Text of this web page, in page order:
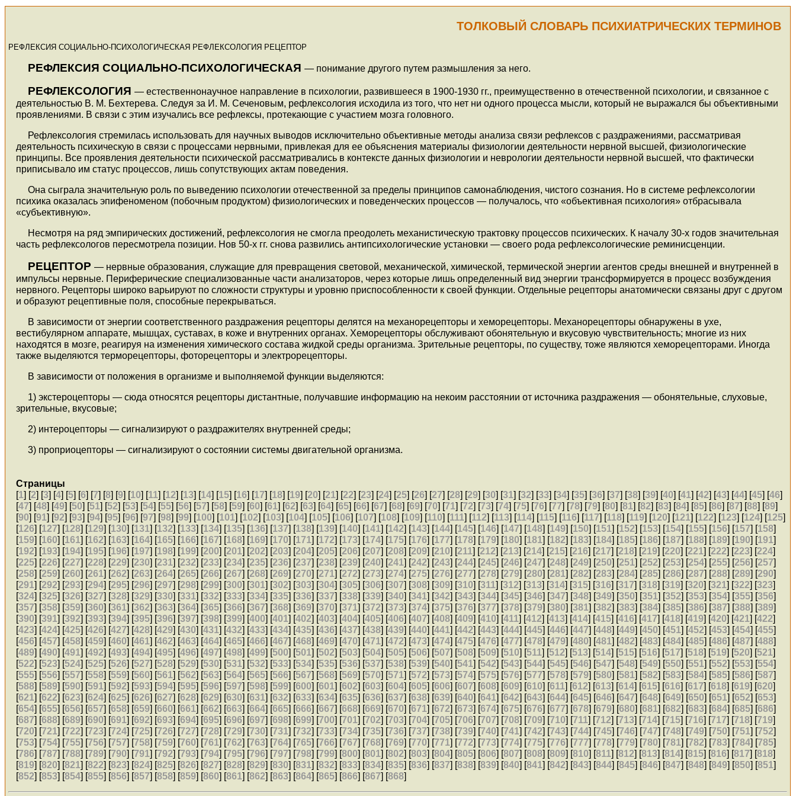
ТОЛКОВЫЙ СЛОВАРЬ ПСИХИАТРИЧЕСКИХ ТЕРМИНОВ
РЕФЛЕКСИЯ СОЦИАЛЬНО-ПСИХОЛОГИЧЕСКАЯ РЕФЛЕКСОЛОГИЯ РЕЦЕПТОР
РЕФЛЕКСИЯ СОЦИАЛЬНО-ПСИХОЛОГИЧЕСКАЯ— понимание другого путем размышления за него.
РЕФЛЕКСОЛОГИЯ— естественнонаучное направление в психологии, развившееся в 1900-1930 гг., преимущественно в отечественной психологии, и связанное с
деятельностью В. М. Бехтерева. Следуя за И. М. Сеченовым, рефлексология исходила из того, что нет ни одного процесса мысли, который не выражался бы объективными
проявлениями. В связи с этим изучались все рефлексы, протекающие с участием мозга головного.
Рефлексология стремилась использовать для научных выводов исключительно объективные методы анализа связи рефлексов с раздражениями, рассматривая
деятельность психическую в связи с процессами нервными, привлекая для ее объяснения материалы физиологии деятельности нервной высшей, физиологические
принципы. Все проявления деятельности психической рассматривались в контексте данных физиологии и неврологии деятельности нервной высшей, что фактически
приписывало им статус процессов, лишь сопутствующих актам поведения.
Она сыграла значительную роль по выведению психологии отечественной за пределы принципов самонаблюдения, чистого сознания. Но в системе рефлексологии
психика оказалась эпифеноменом (побочным продуктом) физиологических и поведенческих процессов — получалось, что «объективная психология» отбрасывала
«субъективную».
Несмотря на ряд эмпирических достижений, рефлексология не смогла преодолеть механистическую трактовку процессов психических. К началу 30-х годов значительная
часть рефлексологов пересмотрела позиции. Нов 50-х гг. снова развились антипсихологические установки — своего рода рефлексологические реминисценции.
РЕЦЕПТОР— нервные образования, служащие для превращения световой, механической, химической, термической энергии агентов среды внешней и внутренней в
импульсы нервные. Периферические специализованные части анализаторов, через которые лишь определенный вид энергии трансформируется в процесс возбуждения
нервного. Рецепторы широко варьируют по сложности структуры и уровню приспособленности к своей функции. Отдельные рецепторы анатомически связаны друг с другом
и образуют рецептивные поля, способные перекрываться.
В зависимости от энергии соответственного раздражения рецепторы делятся на механорецепторы и хеморецепторы. Механорецепторы обнаружены в ухе,
вестибулярном аппарате, мышцах, суставах, в коже и внутренних органах. Хеморецепторы обслуживают обонятельную и вкусовую чувствительность; многие из них
находятся в мозге, реагируя на изменения химического состава жидкой среды организма. Зрительные рецепторы, по существу, тоже являются хеморецепторами. Иногда
также выделяются терморецепторы, фоторецепторы и электрорецепторы.
В зависимости от положения в организме и выполняемой функции выделяются:
1) экстероцепторы — сюда относятся рецепторы дистантные, получавшие информацию на некоим расстоянии от источника раздражения — обонятельные, слуховые,
зрительные, вкусовые;
2) интероцепторы — сигнализируют о раздражителях внутренней среды;
3) проприоцепторы — сигнализируют о состоянии системы двигательной организма.
Страницы
[1] [2] [3] [4] [5] [6] [7] [8] [9] [10] [11] [12] [13] [14] [15] [16] [17] [18] [19] [20] [21] [22] [23] [24] [25] [26] [27] [28] [29] [30] [31] [32] [33] [34] [35] [36] [37] [38] [39] [40] [41] [42] [43] [44] [45] [46]
[47] [48] [49] [50] [51] [52] [53] [54] [55] [56] [57] [58] [59] [60] [61] [62] [63] [64] [65] [66] [67] [68] [69] [70] [71] [72] [73] [74] [75] [76] [77] [78] [79] [80] [81] [82] [83] [84] [85] [86] [87] [88] [89]
[90] [91] [92] [93] [94] [95] [96] [97] [98] [99] [100] [101] [102] [103] [104] [105] [106] [107] [108] [109] [110] [111] [112] [113] [114] [115] [116] [117] [118] [119] [120] [121] [122] [123] [124] [125]
[126] [127] [128] [129] [130] [131] [132] [133] [134] [135] [136] [137] [138] [139] [140] [141] [142] [143] [144] [145] [146] [147] [148] [149] [150] [151] [152] [153] [154] [155] [156] [157] [158]
[159] [160] [161] [162] [163] [164] [165] [166] [167] [168] [169] [170] [171] [172] [173] [174] [175] [176] [177] [178] [179] [180] [181] [182] [183] [184] [185] [186] [187] [188] [189] [190] [191]
[192] [193] [194] [195] [196] [197] [198] [199] [200] [201] [202] [203] [204] [205] [206] [207] [208] [209] [210] [211] [212] [213] [214] [215] [216] [217] [218] [219] [220] [221] [222] [223] [224]
[225] [226] [227] [228] [229] [230] [231] [232] [233] [234] [235] [236] [237] [238] [239] [240] [241] [242] [243] [244] [245] [246] [247] [248] [249] [250] [251] [252] [253] [254] [255] [256] [257]
[258] [259] [260] [261] [262] [263] [264] [265] [266] [267] [268] [269] [270] [271] [272] [273] [274] [275] [276] [277] [278] [279] [280] [281] [282] [283] [284] [285] [286] [287] [288] [289] [290]
[291] [292] [293] [294] [295] [296] [297] [298] [299] [300] [301] [302] [303] [304] [305] [306] [307] [308] [309] [310] [311] [312] [313] [314] [315] [316] [317] [318] [319] [320] [321] [322] [323]
[324] [325] [326] [327] [328] [329] [330] [331] [332] [333] [334] [335] [336] [337] [338] [339] [340] [341] [342] [343] [344] [345] [346] [347] [348] [349] [350] [351] [352] [353] [354] [355] [356]
[357] [358] [359] [360] [361] [362] [363] [364] [365] [366] [367] [368] [369] [370] [371] [372] [373] [374] [375] [376] [377] [378] [379] [380] [381] [382] [383] [384] [385] [386] [387] [388] [389]
[390] [391] [392] [393] [394] [395] [396] [397] [398] [399] [400] [401] [402] [403] [404] [405] [406] [407] [408] [409] [410] [411] [412] [413] [414] [415] [416] [417] [418] [419] [420] [421] [422]
[423] [424] [425] [426] [427] [428] [429] [430] [431] [432] [433] [434] [435] [436] [437] [438] [439] [440] [441] [442] [443] [444] [445] [446] [447] [448] [449] [450] [451] [452] [453] [454] [455]
[456] [457] [458] [459] [460] [461] [462] [463] [464] [465] [466] [467] [468] [469] [470] [471] [472] [473] [474] [475] [476] [477] [478] [479] [480] [481] [482] [483] [484] [485] [486] [487] [488]
[489] [490] [491] [492] [493] [494] [495] [496] [497] [498] [499] [500] [501] [502] [503] [504] [505] [506] [507] [508] [509] [510] [511] [512] [513] [514] [515] [516] [517] [518] [519] [520] [521]
[522] [523] [524] [525] [526] [527] [528] [529] [530] [531] [532] [533] [534] [535] [536] [537] [538] [539] [540] [541] [542] [543] [544] [545] [546] [547] [548] [549] [550] [551] [552] [553] [554]
[555] [556] [557] [558] [559] [560] [561] [562] [563] [564] [565] [566] [567] [568] [569] [570] [571] [572] [573] [574] [575] [576] [577] [578] [579] [580] [581] [582] [583] [584] [585] [586] [587]
[588] [589] [590] [591] [592] [593] [594] [595] [596] [597] [598] [599] [600] [601] [602] [603] [604] [605] [606] [607] [608] [609] [610] [611] [612] [613] [614] [615] [616] [617] [618] [619] [620]
[621] [622] [623] [624] [625] [626] [627] [628] [629] [630] [631] [632] [633] [634] [635] [636] [637] [638] [639] [640] [641] [642] [643] [644] [645] [646] [647] [648] [649] [650] [651] [652] [653]
[654] [655] [656] [657] [658] [659] [660] [661] [662] [663] [664] [665] [666] [667] [668] [669] [670] [671] [672] [673] [674] [675] [676] [677] [678] [679] [680] [681] [682] [683] [684] [685] [686]
[687] [688] [689] [690] [691] [692] [693] [694] [695] [696] [697] [698] [699] [700] [701] [702] [703] [704] [705] [706] [707] [708] [709] [710] [711] [712] [713] [714] [715] [716] [717] [718] [719]
[720] [721] [722] [723] [724] [725] [726] [727] [728] [729] [730] [731] [732] [733] [734] [735] [736] [737] [738] [739] [740] [741] [742] [743] [744] [745] [746] [747] [748] [749] [750] [751] [752]
[753] [754] [755] [756] [757] [758] [759] [760] [761] [762] [763] [764] [765] [766] [767] [768] [769] [770] [771] [772] [773] [774] [775] [776] [777] [778] [779] [780] [781] [782] [783] [784] [785]
[786] [787] [788] [789] [790] [791] [792] [793] [794] [795] [796] [797] [798] [799] [800] [801] [802] [803] [804] [805] [806] [807] [808] [809] [810] [811] [812] [813] [814] [815] [816] [817] [818]
[819] [820] [821] [822] [823] [824] [825] [826] [827] [828] [829] [830] [831] [832] [833] [834] [835] [836] [837] [838] [839] [840] [841] [842] [843] [844] [845] [846] [847] [848] [849] [850] [851]
[852] [853] [854] [855] [856] [857] [858] [859] [860] [861] [862] [863] [864] [865] [866] [867] [868]